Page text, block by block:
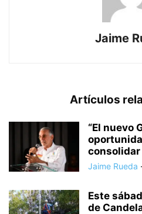
Jaime
Artículos
“El nuevo
consolidar
Jaime Rueda
Este
de